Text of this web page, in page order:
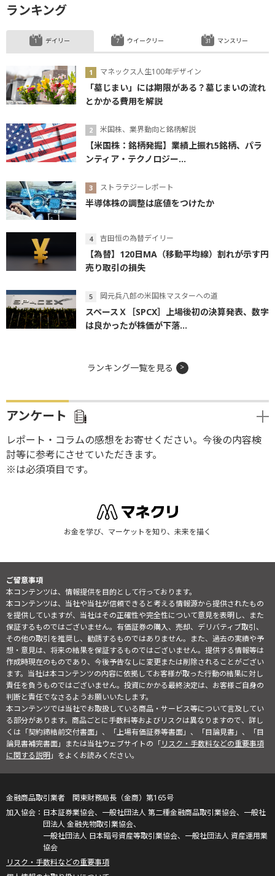
ランキング
デイリー
マネックス人生100年デザイン
「墓じまい」には期限がある？墓じまいの流れ
とかかる費用を解説
米国株、業界動向と銘柄解説
【米国株：銘柄発掘】業績上振れ5銘柄、パラ
ンティア・テクノロジー...
ストラテジーレポート
半導体株の調整は底値をつけたか
吉田恒の為替デイリー
【為替】120日MA（移動平均線）割れが示す円
売り取引の損失
岡元兵八郎の米国株マスターへの道
スペースＸ［SPCX］上場後初の決算発表、数字
は良かったが株価が下落...
ウイークリー マンスリー
ランキング一覧を見る
アンケート
レポート・コラムの感想をお寄せください。今後の内容検
討等に参考にさせていただきます。
※は必須項目です。
お金を学び、マーケットを知り、未来を描く
ご留意事項
本コンテンツは、情報提供を目的として行っております。
本コンテンツは、当社や当社が信頼できると考える情報源から提供されたもの
を提供していますが、当社はその正確性や完全性について意見を表明し、また
保証するものではございません。有価証券の購入、売却、デリバティブ取引、
その他の取引を推奨し、勧誘するものではありません。また、過去の実績や予
想・意見は、将来の結果を保証するものではございません。提供する情報等は
作成時現在のものであり、今後予告なしに変更または削除されることがござい
ます。当社は本コンテンツの内容に依拠してお客様が取った行動の結果に対し
責任を負うものではございません。投資にかかる最終決定は、お客様ご自身の
判断と責任でなさるようお願いいたします。
本コンテンツでは当社でお取扱している商品・サービス等について言及してい
る部分があります。商品ごとに手数料等およびリスクは異なりますので、詳し
くは「契約締結前交付書面」、「上場有価証券等書面」、「目論見書」、「目
論見書補完書面」または当社ウェブサイトの「リスク・手数料などの重要事項
に関する説明」をよくお読みください。
金融商品取引業者 関東財務局長（金商）第165号
日本証券業協会、一般社団法人 第二種金融商品取引業協会、一般社
団法人 金融先物取引業協会、
一般社団法人 日本暗号資産等取引業協会、一般社団法人 資産運用業
協会
リスク・手数料などの重要事項